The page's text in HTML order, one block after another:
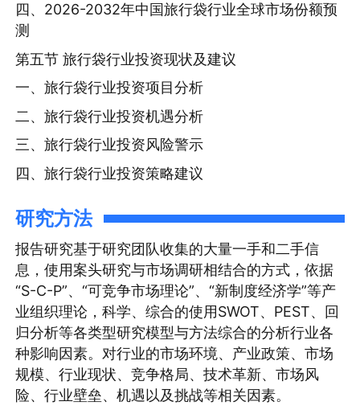
四、2026-2032年中国旅行袋行业全球市场份额预
测
第五节 旅行袋行业投资现状及建议
一、旅行袋行业投资项目分析
二、旅行袋行业投资机遇分析
三、旅行袋行业投资风险警示
四、旅行袋行业投资策略建议
研究方法
报告研究基于研究团队收集的大量一手和二手信
息，使用案头研究与市场调研相结合的方式，依据
“S-C-P”、“可竞争市场理论”、“新制度经济学”等产
业组织理论，科学、综合的使用SWOT、PEST、回
归分析等各类型研究模型与方法综合的分析行业各
种影响因素。对行业的市场环境、产业政策、市场
规模、行业现状、竞争格局、技术革新、市场风
险、行业壁垒、机遇以及挑战等相关因素。